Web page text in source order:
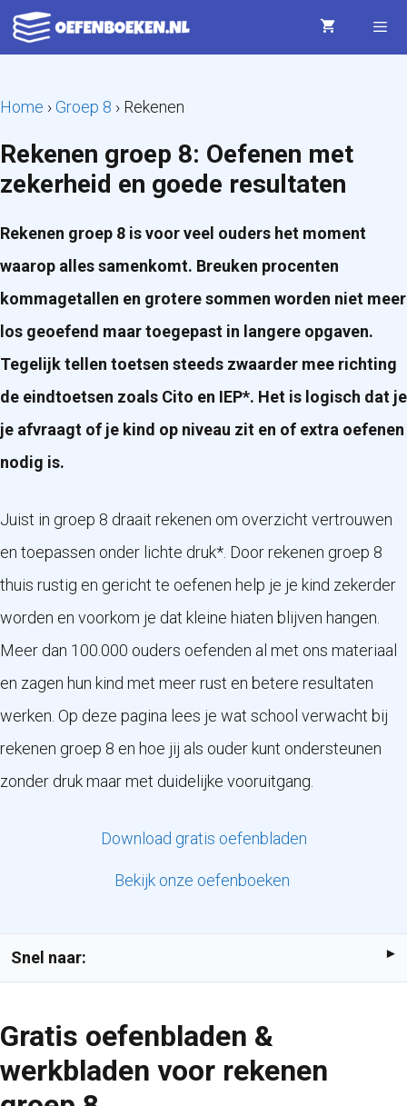
Ga
naar
inhoud
Home ›Groep 8 › Rekenen
Rekenen groep 8: Oefenen met
zekerheid en goede resultaten
Rekenen groep 8 is voor veel ouders het moment
waarop alles samenkomt. Breuken procenten
kommagetallen en grotere sommen worden niet meer
los geoefend maar toegepast in langere opgaven.
Tegelijk tellen toetsen steeds zwaarder mee richting
de eindtoetsen zoals Cito en IEP*. Het is logisch dat je
je afvraagt of je kind op niveau zit en of extra oefenen
nodig is.
Juist in groep 8 draait rekenen om overzicht vertrouwen
en toepassen onder lichte druk*. Door rekenen groep 8
thuis rustig en gericht te oefenen help je je kind zekerder
worden en voorkom je dat kleine hiaten blijven hangen.
Meer dan 100.000 ouders oefenden al met ons materiaal
en zagen hun kind met meer rust en betere resultaten
werken. Op deze pagina lees je wat school verwacht bij
rekenen groep 8 en hoe jij als ouder kunt ondersteunen
zonder druk maar met duidelijke vooruitgang.
Download gratis oefenbladen
Bekijk onze oefenboeken
Snel naar:
Gratis oefenbladen &
werkbladen voor rekenen